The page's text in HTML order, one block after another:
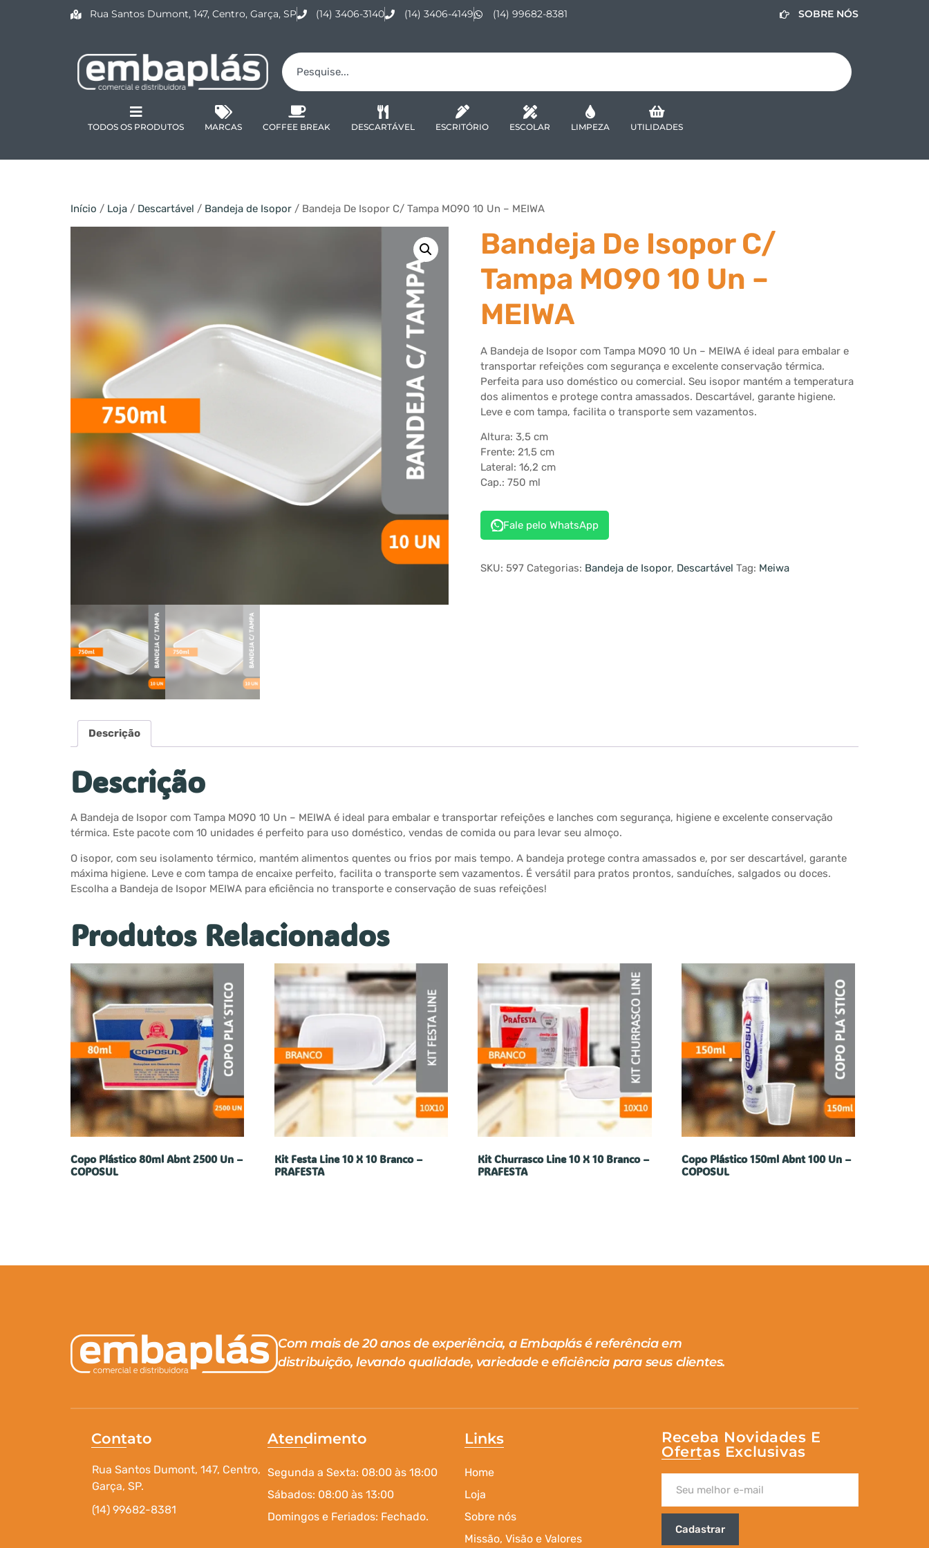
Rua Santos Dumont, 147, Centro, Garça, SP (14) 3406-3140 (14) 3406-4149 (14) 99682-8381 SOBRE NÓS
TODOS OS PRODUTOS MARCAS COFFEE BREAK DESCARTÁVEL ESCRITÓRIO ESCOLAR LIMPEZA UTILIDADES
Início / Loja / Descartável / Bandeja de Isopor / Bandeja De Isopor C/ Tampa MO90 10 Un – MEIWA
Bandeja De Isopor C/
Tampa MO90 10 Un –
MEIWA
A Bandeja de Isopor com Tampa MO90 10 Un – MEIWA é ideal para embalar e
transportar refeições com segurança e excelente conservação térmica.
Perfeita para uso doméstico ou comercial. Seu isopor mantém a temperatura
dos alimentos e protege contra amassados. Descartável, garante higiene.
Leve e com tampa, facilita o transporte sem vazamentos.
Altura: 3,5 cm
Frente: 21,5 cm
Lateral: 16,2 cm
Cap.: 750 ml
Fale pelo WhatsApp
SKU: 597 Categorias: Bandeja de Isopor, Descartável Tag: Meiwa
Descrição
Descrição
A Bandeja de Isopor com Tampa MO90 10 Un – MEIWA é ideal para embalar e transportar refeições e lanches com segurança, higiene e excelente conservação
térmica. Este pacote com 10 unidades é perfeito para uso doméstico, vendas de comida ou para levar seu almoço.
O isopor, com seu isolamento térmico, mantém alimentos quentes ou frios por mais tempo. A bandeja protege contra amassados e, por ser descartável, garante
máxima higiene. Leve e com tampa de encaixe perfeito, facilita o transporte sem vazamentos. É versátil para pratos prontos, sanduíches, salgados ou doces.
Escolha a Bandeja de Isopor MEIWA para eficiência no transporte e conservação de suas refeições!
Produtos Relacionados
Copo Plástico 80ml Abnt 2500 Un –
COPOSUL
Kit Festa Line 10 X 10 Branco –
PRAFESTA
Kit Churrasco Line 10 X 10 Branco –
PRAFESTA
Copo Plástico 150ml Abnt 100 Un –
COPOSUL
Com mais de 20 anos de experiência, a Embaplás é referência em
distribuição, levando qualidade, variedade e eficiência para seus clientes.
Contato
Rua Santos Dumont, 147, Centro,
Garça, SP.
(14) 99682-8381
Atendimento
Segunda a Sexta: 08:00 às 18:00
Sábados: 08:00 às 13:00
Domingos e Feriados: Fechado.
Links
Home
Loja
Sobre nós
Missão, Visão e Valores
Receba Novidades E
Ofertas Exclusivas
Cadastrar